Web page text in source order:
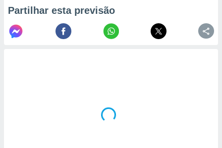
Partilhar esta previsão